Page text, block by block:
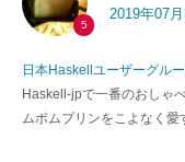
5
2019年07
日本Haskellユーザーグル
Haskell-jpで一番のおしゃ
ムポムプリンをこよなく愛